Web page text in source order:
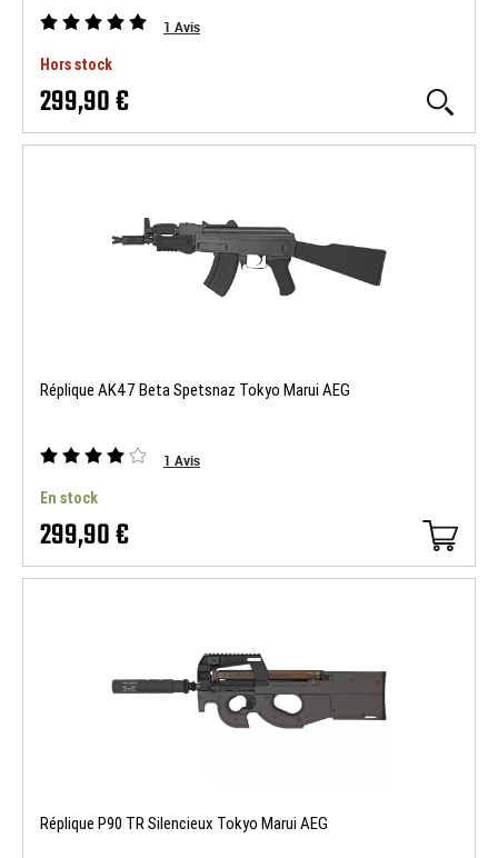
1 Avis
Hors stock
299,90 €
Réplique AK47 Beta Spetsnaz Tokyo Marui AEG
1 Avis
En stock
299,90 €
Réplique P90 TR Silencieux Tokyo Marui AEG